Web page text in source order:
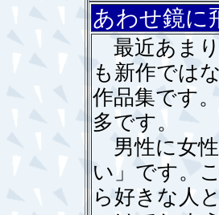
あわせ鏡に
最近あま
も新作では
作品集です
多です。
男性に女
い」です。
ら好きな人